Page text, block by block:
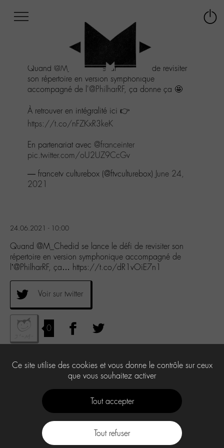
au
menu
Aller
contenu
Aller
recherche
Quand @M_Chedidse lance le défi de revisiter
son répertoire en version symphonique
accompagné de l'@PhilharRF, ça donne ça 🤩
À retrouver en intégralité ici 👉
https://t.co/nFZKxR3keK
En partenariat avec @franceinter
pic.twitter.com/oU2UZ9CcGv
— francetv culturebox (@ftvculturebox) June 24,
2021
24.06.2021 - 10:00
Quand @M_Chedid se lance le défi de revisiter son
répertoire en version symphonique accompagné de
l’@PhilharRF, ça… https://t.co/dR1vOiE7n1
Voir sur twitter
0
Ce site utilise des cookies et vous donne le contrôle sur ceux
que vous souhaitez activer
Tout accepter
Tout refuser